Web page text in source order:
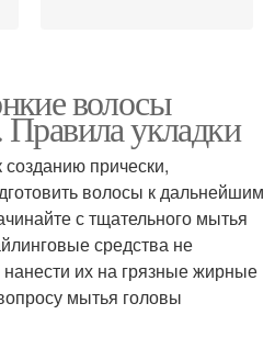
волосы
укладки
прически,
волосы к дальнейшим
с тщательного мытья
средства не
их на грязные жирные
мытья головы